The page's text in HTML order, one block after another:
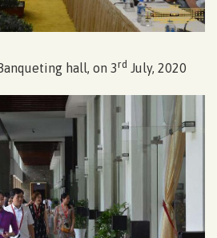
hall, on 3rd July, 2020